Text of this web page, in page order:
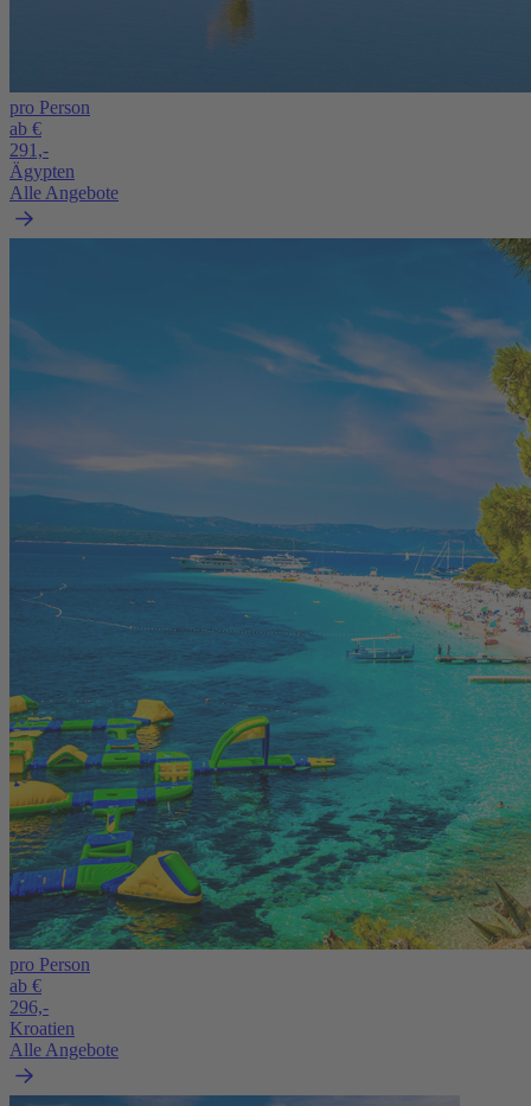
pro Person
ab €
291,-
Ägypten
Alle Angebote
pro Person
ab €
296,-
Kroatien
Alle Angebote